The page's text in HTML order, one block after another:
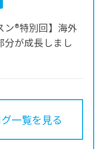
ン®特別回】海外
分が成長しまし
一覧を見る